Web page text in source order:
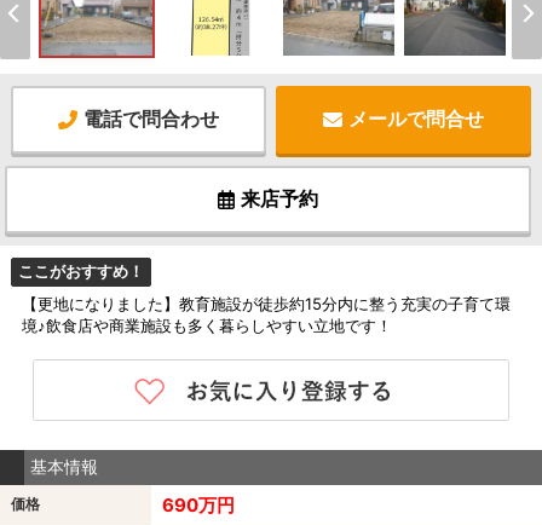
電話で問合わせ メールで問合せ
来店予約
ここがおすすめ！
【更地になりました】教育施設が徒歩約15分内に整う充実の子育て環
境♪飲食店や商業施設も多く暮らしやすい立地です！
基本情報
価格 690万円